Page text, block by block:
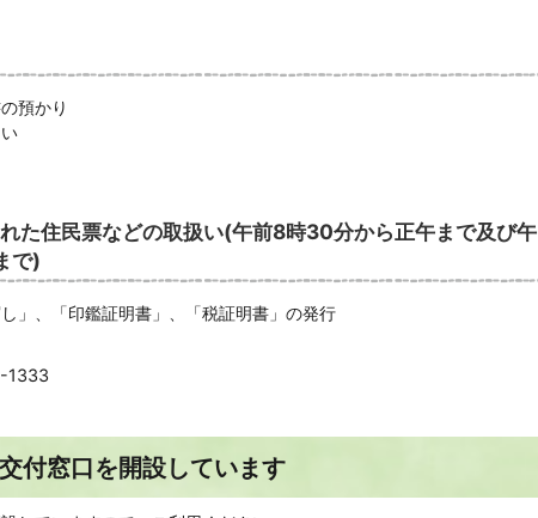
預かり
た住民票などの取扱い(午前8時30分から正午まで及び午
で)
」、「印鑑証明書」、「税証明書」の発行
1333
付窓口を開設しています